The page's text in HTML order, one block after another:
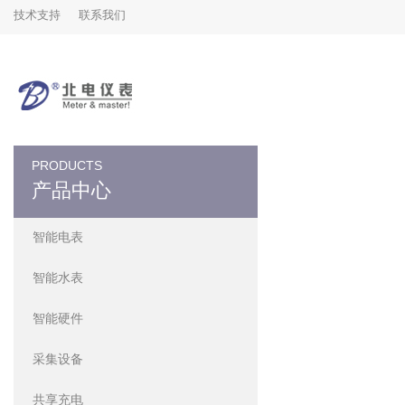
技术支持 联系我们
PRODUCTS
产品中心
智能电表
智能水表
智能硬件
采集设备
共享充电